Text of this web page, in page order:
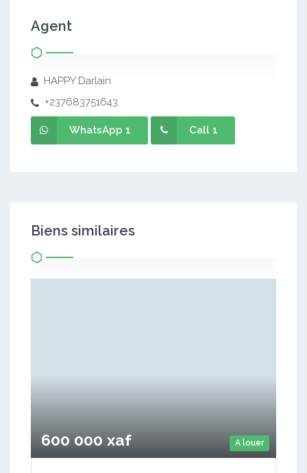
Agent
HAPPY Darlain
+237683751643
WhatsApp 1 Call 1
Biens similaires
A louer
600 000 xaf